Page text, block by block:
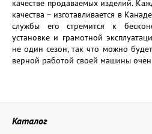
качестве продаваемых изделий.
качества – изготавливается в
службы его стремится к
установке и грамотной
не один сезон, так что можно
верной работой своей машины
Каталог